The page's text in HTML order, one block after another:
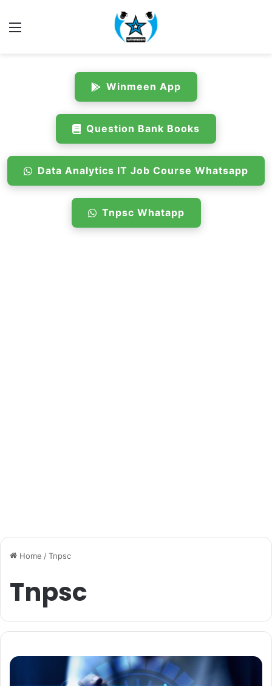
Menu
Winmeen App
Question Bank Books
Data Analytics IT Job Course Whatsapp
Tnpsc Whatapp
Home /Tnpsc
Tnpsc